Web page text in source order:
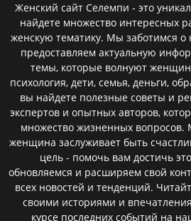
Женский сайт Селемпи - это
найдете множество интересных
женскую тематику. Мы заботимся о
предоставляем актуальную
темы, которые волнуют
психология, дети, семья, деньги,
вы найдете полезные советы и
экспертов и опытных авторов,
множество жизненных
женщина заслуживает быть
цель - помочь вам достичь
обновляемся и расширяем свой
всех новостей и тенденций.
своими историями и
курсе последних событий на